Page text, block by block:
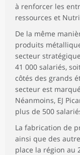
à renforcer les
ressources et
De la même
produits
secteur
41 000 salariés,
côtés des grands
secteur est
Néanmoins, EJ
plus de 500
La fabrication de
ainsi que des
place la région au